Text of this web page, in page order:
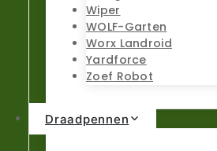
Wiper
WOLF-Garten
Worx Landroid
Yardforce
Zoef Robot
Draadpennen